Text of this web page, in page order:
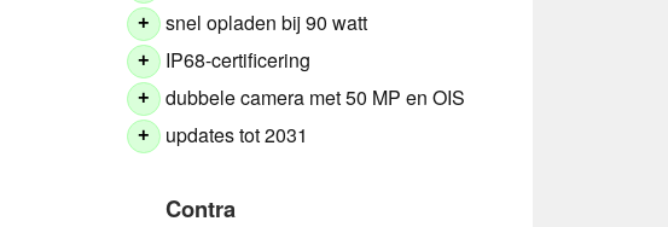
+ snel opladen bij 90 watt
+ IP68-certificering
+ dubbele camera met 50 MP en OIS
+ updates tot 2031
Contra